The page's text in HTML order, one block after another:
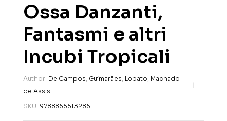
Ossa Danzanti,
Fantasmi e altri
Incubi Tropicali
Author: De Campos, Guimarães, Lobato, Machado
de Assis
SKU: 9788865513286